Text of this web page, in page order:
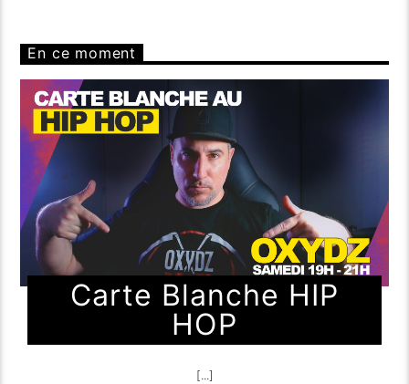
En ce moment
Carte Blanche HIP
HOP
[...]